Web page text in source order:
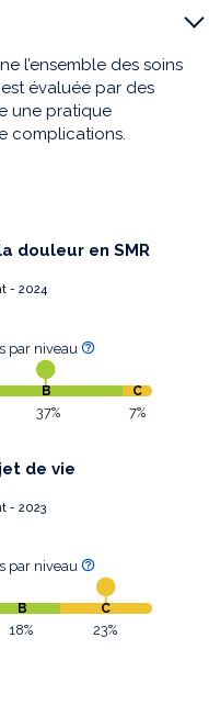
l’ensemble des soins
évaluée par des
une pratique
complications.
douleur en SMR
- 2024
par niveau
B C
37% 7%
de vie
- 2023
par niveau
B C
18% 23%